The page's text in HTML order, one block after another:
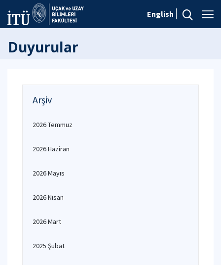
English
Duyurular
Arşiv
2026 Temmuz
2026 Haziran
2026 Mayıs
2026 Nisan
2026 Mart
2025 Şubat